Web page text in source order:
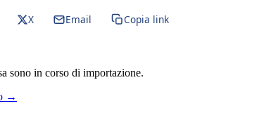
X Email Copia link
sono in corso di importazione.
→